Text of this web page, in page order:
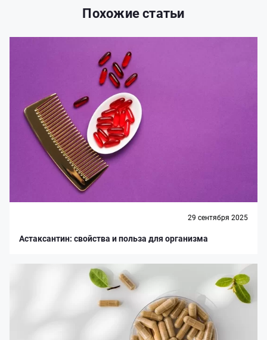
Похожие статьи
29 сентября 2025
Астаксантин: свойства и польза для организма